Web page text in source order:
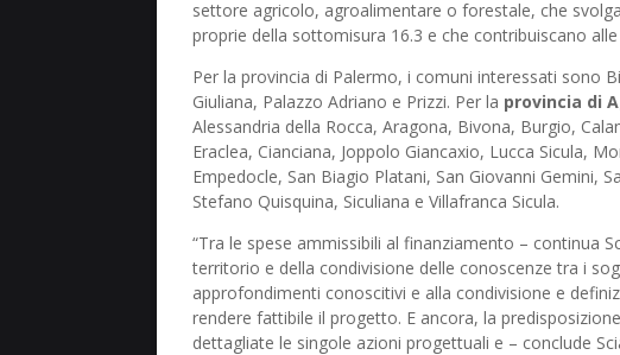
settore agricolo, agroalimentare o forestale, che
proprie della sottomisura 16.3 e che contribuiscano
Per la provincia di Palermo, i comuni interessati sono
Giuliana, Palazzo Adriano e Prizzi. Per la provincia di
Alessandria della Rocca, Aragona, Bivona, Burgio,
Eraclea, Cianciana, Joppolo Giancaxio, Lucca Sicula,
Empedocle, San Biagio Platani, San Giovanni Gemini,
Stefano Quisquina, Siculiana e Villafranca Sicula.
“Tra le spese ammissibili al finanziamento – continua
territorio e della condivisione delle conoscenze tra i
approfondimenti conoscitivi e alla condivisione e
rendere fattibile il progetto. E ancora, la
dettagliate le singole azioni progettuali e – conclude